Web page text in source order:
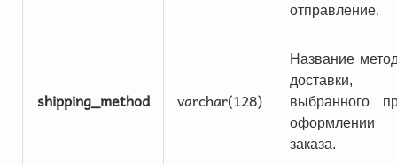
отправление.
shipping_method varchar(128)
Название
доставки,
выбранного
оформлении
заказа.